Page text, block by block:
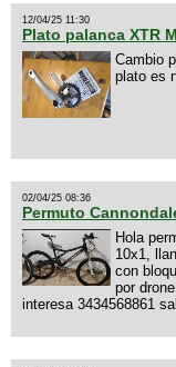
12/04/25 11:30
Plato palanca XTR
Cambio
plato es
02/04/25 08:36
Permuto
Hola
10x1,
con
por
interesa 3434568861